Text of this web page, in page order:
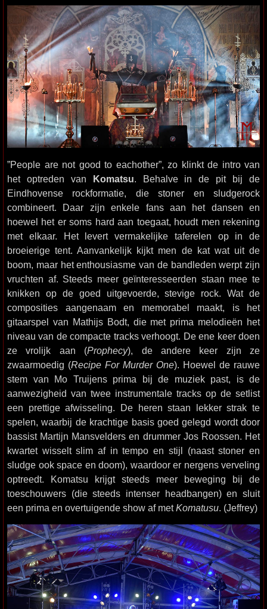
”People are not good to eachother”, zo klinkt de intro van
het optreden van Komatsu . Behalve in de pit bij de
Eindhovense rockformatie, die stoner en sludgerock
combineert. Daar zijn enkele fans aan het dansen en
hoewel het er soms hard aan toegaat, houdt men rekening
met elkaar. Het levert vermakelijke taferelen op in de
broeierige tent. Aanvankelijk kijkt men de kat wat uit de
boom, maar het enthousiasme van de bandleden werpt zijn
vruchten af. Steeds meer geïnteresseerden staan mee te
knikken op de goed uitgevoerde, stevige rock. Wat de
composities aangenaam en memorabel maakt, is het
gitaarspel van Mathijs Bodt, die met prima melodieën het
niveau van de compacte tracks verhoogt. De ene keer doen
ze vrolijk aan (Prophecy), de andere keer zijn ze
zwaarmoedig (Recipe For Murder One). Hoewel de rauwe
stem van Mo Truijens prima bij de muziek past, is de
aanwezigheid van twee instrumentale tracks op de setlist
een prettige afwisseling. De heren staan lekker strak te
spelen, waarbij de krachtige basis goed gelegd wordt door
bassist Martijn Mansvelders en drummer Jos Roossen. Het
kwartet wisselt slim af in tempo en stijl (naast stoner en
sludge ook space en doom), waardoor er nergens verveling
optreedt. Komatsu krijgt steeds meer beweging bij de
toeschouwers (die steeds intenser headbangen) en sluit
een prima en overtuigende show af met Komatusu . (Jeffrey)